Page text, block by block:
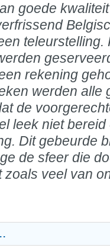
goede
rekening
werden alle
de
leek niet
Dit gebeurde
de sfeer die
zoals veel van